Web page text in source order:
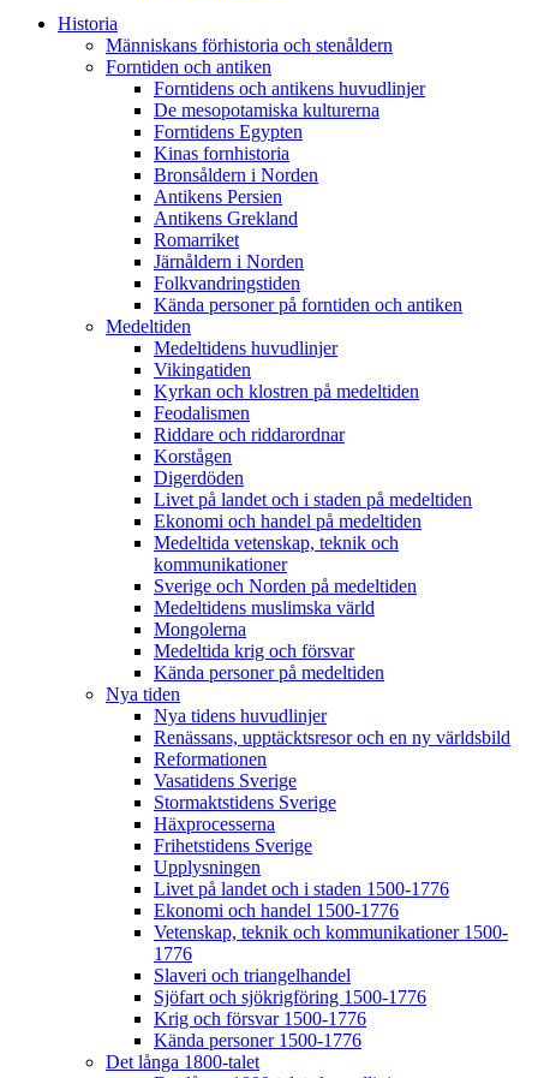
Historia
Människans förhistoria och stenåldern
Forntiden och antiken
Forntidens och antikens huvudlinjer
De mesopotamiska kulturerna
Forntidens Egypten
Kinas fornhistoria
Bronsåldern i Norden
Antikens Persien
Antikens Grekland
Romarriket
Järnåldern i Norden
Folkvandringstiden
Kända personer på forntiden och antiken
Medeltiden
Medeltidens huvudlinjer
Vikingatiden
Kyrkan och klostren på medeltiden
Feodalismen
Riddare och riddarordnar
Korstågen
Digerdöden
Livet på landet och i staden på medeltiden
Ekonomi och handel på medeltiden
Medeltida vetenskap, teknik och
kommunikationer
Sverige och Norden på medeltiden
Medeltidens muslimska värld
Mongolerna
Medeltida krig och försvar
Kända personer på medeltiden
Nya tiden
Nya tidens huvudlinjer
Renässans, upptäcktsresor och en ny världsbild
Reformationen
Vasatidens Sverige
Stormaktstidens Sverige
Häxprocesserna
Frihetstidens Sverige
Upplysningen
Livet på landet och i staden 1500-1776
Ekonomi och handel 1500-1776
Vetenskap, teknik och kommunikationer 1500-
1776
Slaveri och triangelhandel
Sjöfart och sjökrigföring 1500-1776
Krig och försvar 1500-1776
Kända personer 1500-1776
Det långa 1800-talet